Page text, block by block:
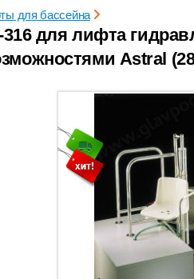
для бассейна
316 для лифта
Astral